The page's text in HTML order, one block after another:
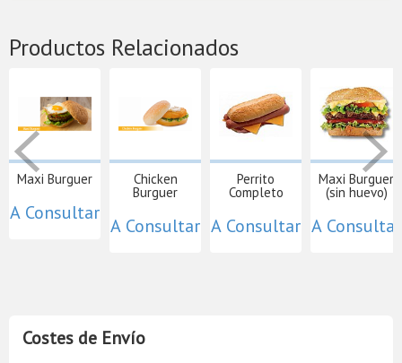
Costes de Envío
Productos Relacionados
Maxi Burguer
A Consultar
Chicken
Burguer
A Consultar
Perrito
Completo
A Consultar
Maxi Burguer
(sin huevo)
A Consultar